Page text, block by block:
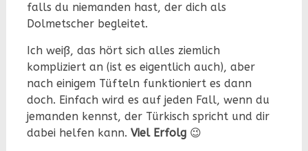
falls du niemanden hast, der dich als
Dolmetscher begleitet.
Ich weiß, das hört sich alles ziemlich
kompliziert an (ist es eigentlich auch), aber
nach einigem Tüfteln funktioniert es dann
doch. Einfach wird es auf jeden Fall, wenn du
jemanden kennst, der Türkisch spricht und dir
dabei helfen kann. Viel Erfolg😉